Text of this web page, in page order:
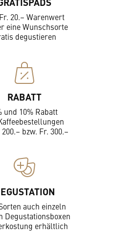
20.– Warenwert
eine Wunschsorte
degustieren
RABATT
und 10% Rabatt
bzw. Fr. 300.–
auch einzeln
Degustationsboxen
erhältlich